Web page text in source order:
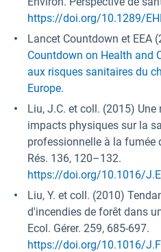
https://doi.org/10.1289/
Lancet Countdown et EEA
Countdown on Health and
aux risques sanitaires du
Europe.
Liu, J.C. et coll. (2015)
impacts physiques sur la
professionnelle à la fumée
Rés. 136, 120–132.
https://doi.org/10.1016/
Liu, Y. et coll. (2010)
d'incendies de forêt dans
Ecol. Gérer. 259, 685-697.
https://doi.org/10.1016/